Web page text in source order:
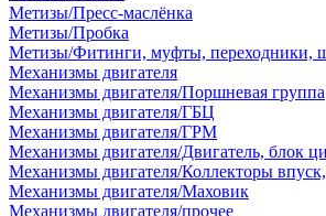
Метизы/Пресс-маслёнка
Метизы/Пробка
Метизы/Фитинги, муфты, переходники,
Механизмы двигателя
Механизмы двигателя/Поршневая группа
Механизмы двигателя/ГБЦ
Механизмы двигателя/ГРМ
Механизмы двигателя/Двигатель, блок
Механизмы двигателя/Коллекторы
Механизмы двигателя/Маховик
Механизмы двигателя/прочее